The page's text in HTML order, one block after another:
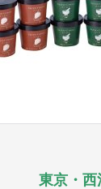
東京・西